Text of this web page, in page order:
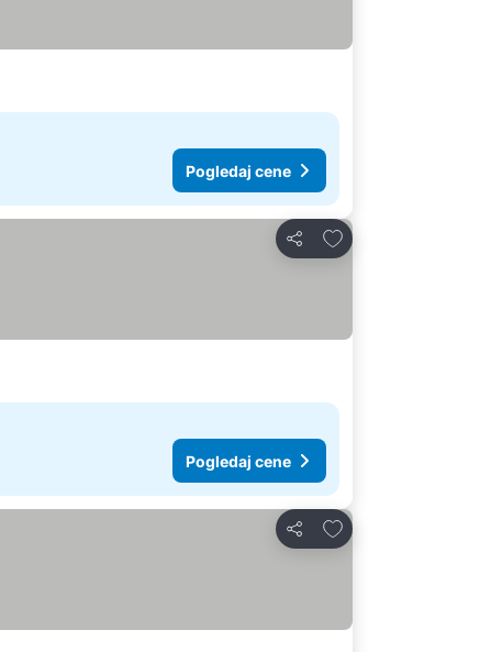
Pogledaj cene
Deli
Dodati u favorite
Pogledaj cene
Deli
Dodati u favorite